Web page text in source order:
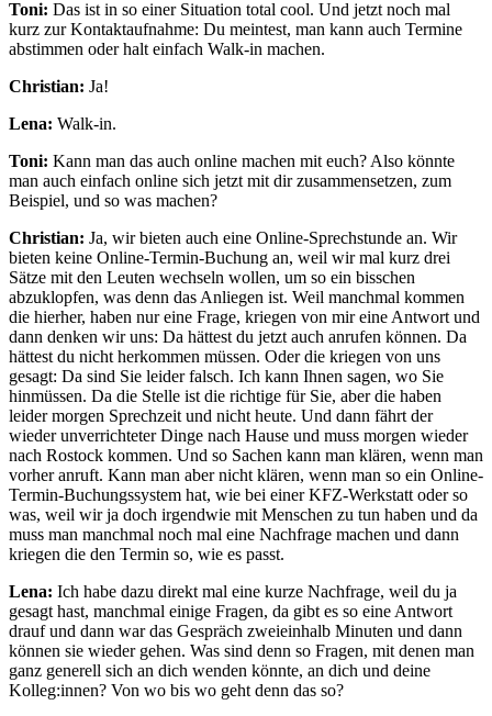
Toni: Das ist in so einer Situation total cool. Und jetzt noch mal
kurz zur Kontaktaufnahme: Du meintest, man kann auch Termine
abstimmen oder halt einfach Walk-in machen.
Christian: Ja!
Lena: Walk-in.
Toni: Kann man das auch online machen mit euch? Also könnte
man auch einfach online sich jetzt mit dir zusammensetzen, zum
Beispiel, und so was machen?
Christian: Ja, wir bieten auch eine Online-Sprechstunde an. Wir
bieten keine Online-Termin-Buchung an, weil wir mal kurz drei
Sätze mit den Leuten wechseln wollen, um so ein bisschen
abzuklopfen, was denn das Anliegen ist. Weil manchmal kommen
die hierher, haben nur eine Frage, kriegen von mir eine Antwort und
dann denken wir uns: Da hättest du jetzt auch anrufen können. Da
hättest du nicht herkommen müssen. Oder die kriegen von uns
gesagt: Da sind Sie leider falsch. Ich kann Ihnen sagen, wo Sie
hinmüssen. Da die Stelle ist die richtige für Sie, aber die haben
leider morgen Sprechzeit und nicht heute. Und dann fährt der
wieder unverrichteter Dinge nach Hause und muss morgen wieder
nach Rostock kommen. Und so Sachen kann man klären, wenn man
vorher anruft. Kann man aber nicht klären, wenn man so ein Online-
Termin-Buchungssystem hat, wie bei einer KFZ-Werkstatt oder so
was, weil wir ja doch irgendwie mit Menschen zu tun haben und da
muss man manchmal noch mal eine Nachfrage machen und dann
kriegen die den Termin so, wie es passt.
Lena: Ich habe dazu direkt mal eine kurze Nachfrage, weil du ja
gesagt hast, manchmal einige Fragen, da gibt es so eine Antwort
drauf und dann war das Gespräch zweieinhalb Minuten und dann
können sie wieder gehen. Was sind denn so Fragen, mit denen man
ganz generell sich an dich wenden könnte, an dich und deine
Kolleg:innen? Von wo bis wo geht denn das so?